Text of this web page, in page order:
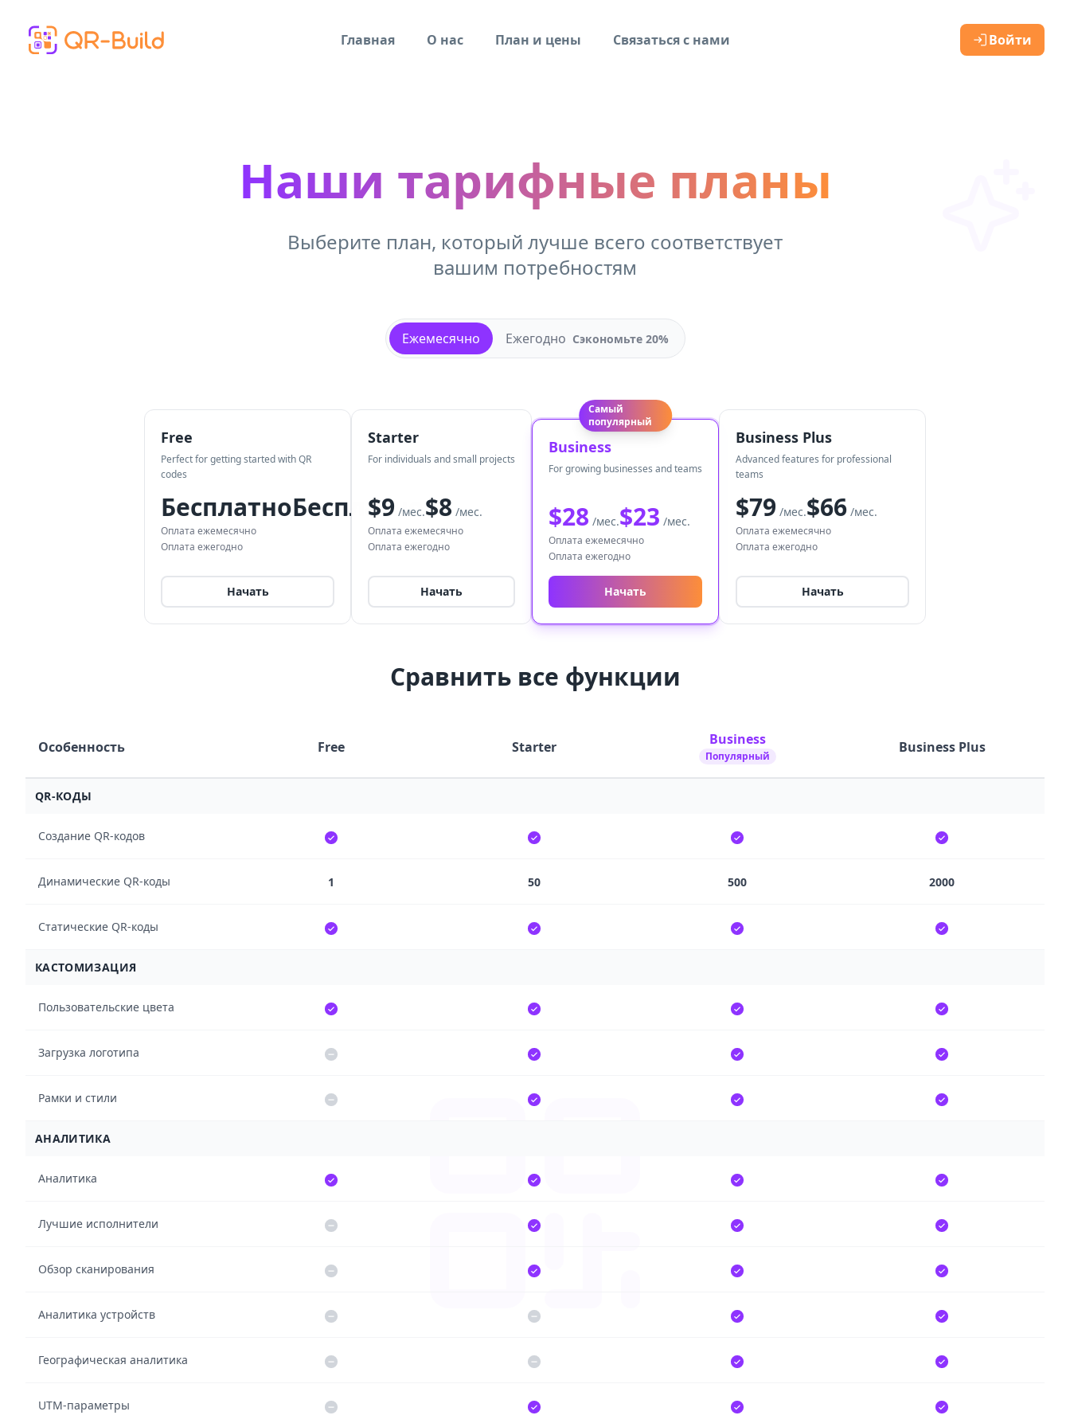
Главная
О нас План и цены Связаться с нами Войти
Наши тарифные планы
Выберите план, который лучше всего соответствует
вашим потребностям
Ежемесячно Ежегодно Сэкономьте 20%
Free
Perfect for getting started with QR
codes
БесплатноБесплатно
Оплата ежемесячно
Оплата ежегодно
Начать
Starter
For individuals and small projects
$9 /мес.$8 /мес.
Оплата ежемесячно
Оплата ежегодно
Начать
Самый
популярный
Business
For growing businesses and teams
$28 /мес.$23 /мес.
Оплата ежемесячно
Оплата ежегодно
Начать
Business Plus
Advanced features for professional
teams
$79 /мес.$66 /мес.
Оплата ежемесячно
Оплата ежегодно
Начать
Сравнить все функции
Особенность Free Starter Business
Популярный
Business Plus
QR-КОДЫ
Создание QR-кодов
Динамические QR-коды 1 50 500 2000
Статические QR-коды
КАСТОМИЗАЦИЯ
Пользовательские цвета
Загрузка логотипа
Рамки и стили
АНАЛИТИКА
Аналитика
Лучшие исполнители
Обзор сканирования
Аналитика устройств
Географическая аналитика
UTM-параметры